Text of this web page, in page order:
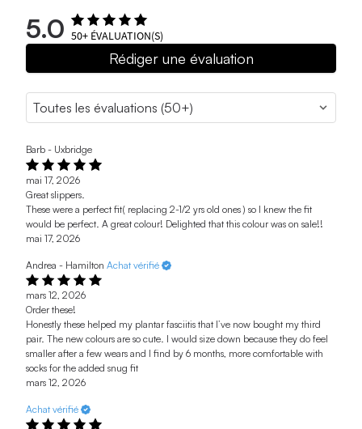
5.0 50+ ÉVALUATION(S)
Rédiger une évaluation
Barb - Uxbridge
mai 17, 2026
Great slippers.
These were a perfect fit( replacing 2-1/2 yrs old ones ) so I knew the fit
would be perfect. A great colour! Delighted that this colour was on sale!!
mai 17, 2026
Andrea - Hamilton Achat vérifié
mars 12, 2026
Order these!
Honestly these helped my plantar fasciitis that I’ve now bought my third
pair. The new colours are so cute. I would size down because they do feel
smaller after a few wears and I find by 6 months, more comfortable with
socks for the added snug fit
mars 12, 2026
Achat vérifié